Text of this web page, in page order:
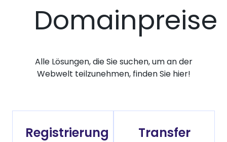
Domainpreise
Alle Lösungen, die Sie suchen, um an der
Webwelt teilzunehmen, finden Sie hier!
Registrierung Transfer